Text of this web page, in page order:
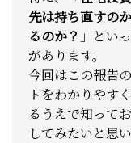
先は持ち直すの
るのか？ 」とい
があります。
今回はこの報告
トをわかりやす
るうえで知って
してみたいと思い